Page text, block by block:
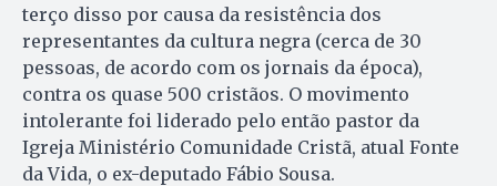
terço disso por causa da resistência dos
representantes da cultura negra (cerca de 30
pessoas, de acordo com os jornais da época),
contra os quase 500 cristãos. O movimento
intolerante foi liderado pelo então pastor da
Igreja Ministério Comunidade Cristã, atual Fonte
da Vida, o ex-deputado Fábio Sousa.